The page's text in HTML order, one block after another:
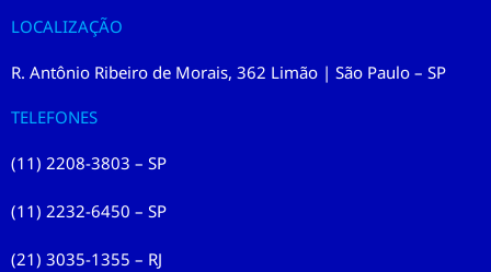
LOCALIZAÇÃO
R. Antônio Ribeiro de Morais, 362 Limão | São Paulo – SP
TELEFONES
(11) 2208-3803 – SP
(11) 2232-6450 – SP
(21) 3035-1355 – RJ